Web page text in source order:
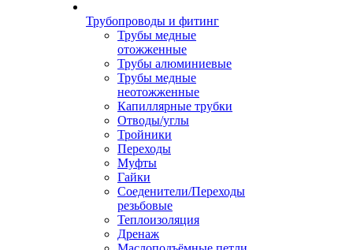
Трубопроводы и фитинг
Трубы медные
отожженные
Трубы алюминиевые
Трубы медные
неотожженные
Капиллярные трубки
Отводы/углы
Тройники
Переходы
Муфты
Гайки
Соеденители/Переходы
резьбовые
Теплоизоляция
Дренаж